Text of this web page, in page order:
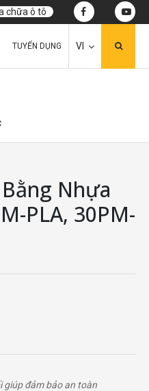
chữa ô tô
TUYỂN DỤNG VI
Nhựa
PLA, 30PM-
giúp đảm bảo an toàn